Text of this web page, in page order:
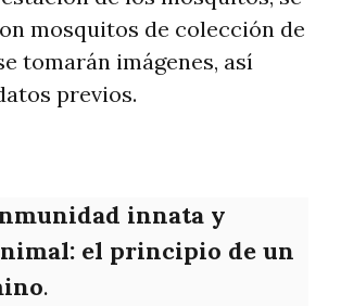
mosquitos de colección de
tomarán imágenes, así
previos.
innata y
el principio de un
.